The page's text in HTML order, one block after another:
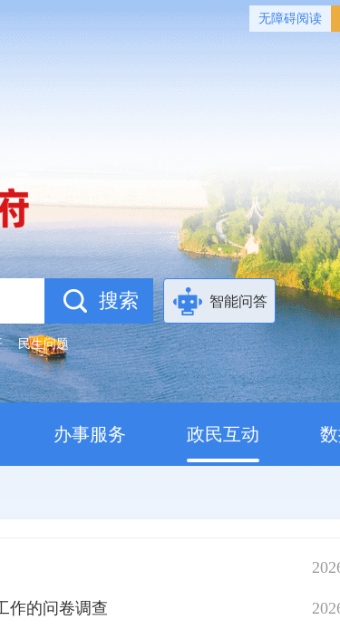
无障碍阅读
智能问答
民生问题
办事服务 政民互动
作的问卷调查